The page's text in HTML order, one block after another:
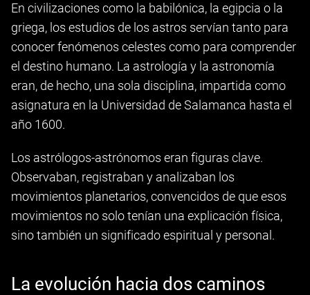
En civilizaciones como la babilónica, la egipcia o la
griega, los estudios de los astros servían tanto para
conocer fenómenos celestes como para comprender
el destino humano. La astrología y la astronomía
eran, de hecho, una sola disciplina, impartida como
asignatura en la Universidad de Salamanca hasta el
año 1600.
Los astrólogos-astrónomos eran figuras clave.
Observaban, registraban y analizaban los
movimientos planetarios, convencidos de que esos
movimientos no solo tenían una explicación física,
sino también un significado espiritual y personal.
La evolución hacia dos caminos